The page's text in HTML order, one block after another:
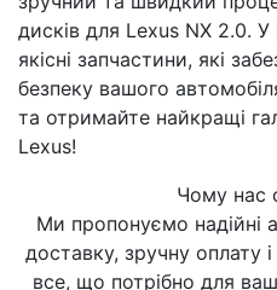
дисків для Lexus NX 2.0.
якісні запчастини, які
безпеку вашого
та отримайте найкращі
Lexus!
Чому нас
Ми пропонуємо надійні
доставку, зручну оплату
все, що потрібно для